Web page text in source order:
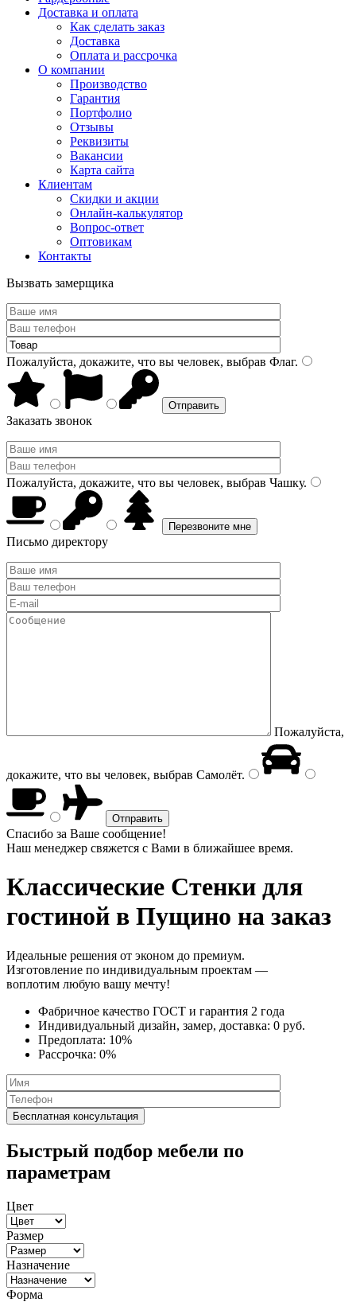
Доставка и оплата
Как сделать заказ
Доставка
Оплата и рассрочка
О компании
Производство
Гарантия
Портфолио
Отзывы
Реквизиты
Вакансии
Карта сайта
Клиентам
Скидки и акции
Онлайн-калькулятор
Вопрос-ответ
Оптовикам
Контакты
Вызвать замерщика
Пожалуйста, докажите, что вы человек, выбрав Флаг.
Заказать звонок
Пожалуйста, докажите, что вы человек, выбрав Чашку.
Письмо директору
Пожалуйста,
докажите, что вы человек, выбрав Самолёт.
Спасибо за Ваше сообщение!
Наш менеджер свяжется с Вами в ближайшее время.
Классические Стенки для
гостиной в Пущино на заказ
Идеальные решения от эконом до премиум.
Изготовление по индивидуальным проектам —
воплотим любую вашу мечту!
Фабричное качество ГОСТ и гарантия 2 года
Индивидуальный дизайн, замер, доставка: 0 руб.
Предоплата: 10%
Рассрочка: 0%
Быстрый подбор мебели по
параметрам
Цвет
Размер
Назначение
Форма